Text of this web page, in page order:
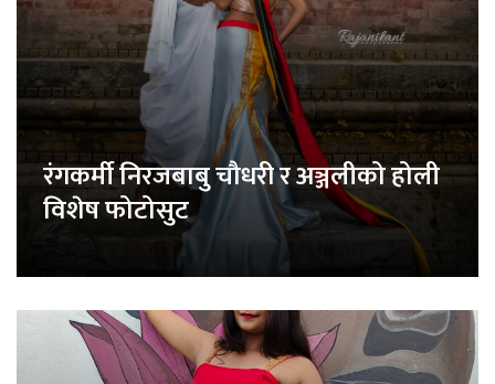
रंगकर्मी निरजबाबु चौधरी र अञ्जलीको होली
विशेष फोटोसुट